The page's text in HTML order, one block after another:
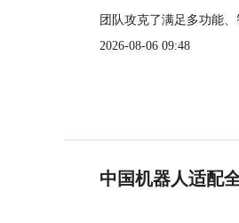
团队攻克了满足多功能
2026-08-06 09:48
中国机器人适配